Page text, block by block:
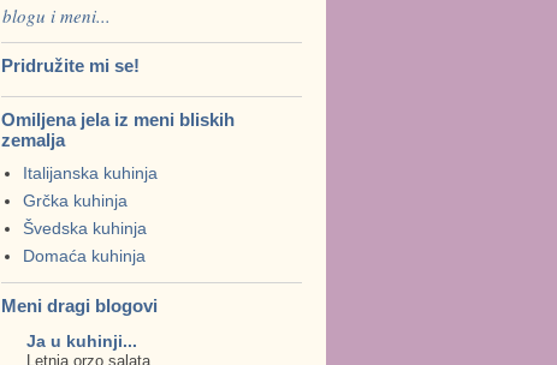
blogu i meni...
Pridružite mi se!
Omiljena jela iz meni bliskih
zemalja
Italijanska kuhinja
Grčka kuhinja
Švedska kuhinja
Domaća kuhinja
Meni dragi blogovi
Ja u kuhinji...
Letnja orzo salata